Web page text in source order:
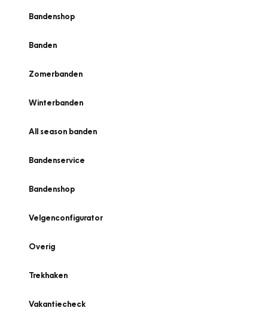
Bandenshop
Banden
Zomerbanden
Winterbanden
All season banden
Bandenservice
Bandenshop
Velgenconfigurator
Overig
Trekhaken
Vakantiecheck